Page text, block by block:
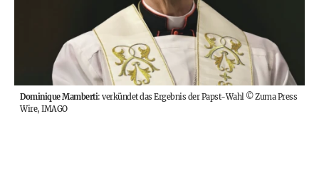
Dominique Mamberti: verkündet das Ergebnis der Papst-Wahl©Zuma Press
Wire, IMAGO